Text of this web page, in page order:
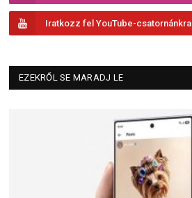
Iratkozz fel YouTube-csatornánkra
EZEKRŐL SE MARADJ LE